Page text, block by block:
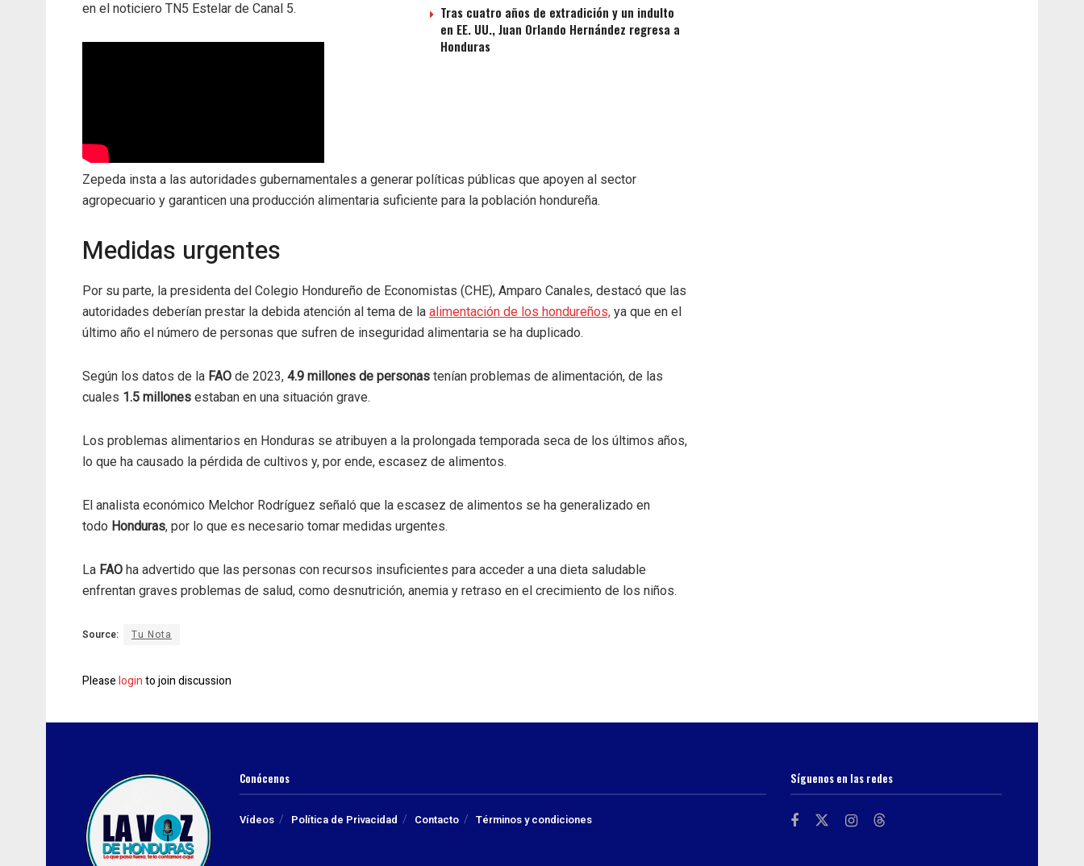
Tras cuatro años de extradición y un indulto
en EE. UU., Juan Orlando Hernández regresa a
Honduras
en el noticiero TN5 Estelar de Canal 5.
Zepeda insta a las autoridades gubernamentales a generar políticas públicas que apoyen al sector
agropecuario y garanticen una producción alimentaria suficiente para la población hondureña.
Medidas urgentes
Por su parte, la presidenta del Colegio Hondureño de Economistas (CHE), Amparo Canales, destacó que las
autoridades deberían prestar la debida atención al tema de la alimentación de los hondureños, ya que en el
último año el número de personas que sufren de inseguridad alimentaria se ha duplicado.
Según los datos de la FAO de 2023, 4.9 millones de personas tenían problemas de alimentación, de las
cuales 1.5 millones estaban en una situación grave.
Los problemas alimentarios en Honduras se atribuyen a la prolongada temporada seca de los últimos años,
lo que ha causado la pérdida de cultivos y, por ende, escasez de alimentos.
El analista económico Melchor Rodríguez señaló que la escasez de alimentos se ha generalizado en
todo Honduras, por lo que es necesario tomar medidas urgentes.
La FAO ha advertido que las personas con recursos insuficientes para acceder a una dieta saludable
enfrentan graves problemas de salud, como desnutrición, anemia y retraso en el crecimiento de los niños.
Source: Tu Nota
Pleaseloginto join discussion
Conócenos
Vídeos Política de Privacidad Contacto Términos y condiciones
Síguenos en las redes